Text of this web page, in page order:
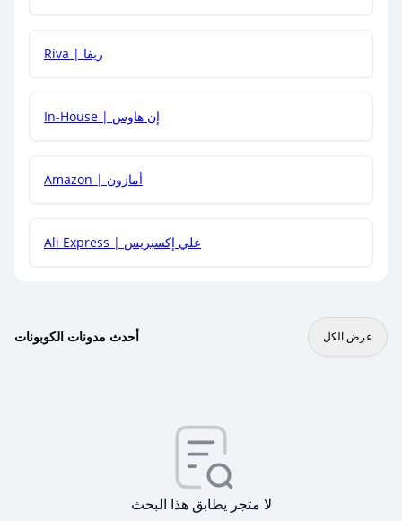
هل يمكنني جمع كود خصم مع العروض الأخرى؟
Riva | ريفا
In-House | إن هاوس
Amazon | أمازون
Ali Express | علي إكسبريس
أحدث مدونات الكوبونات عرض الكل
لا متجر يطابق هذا البحث